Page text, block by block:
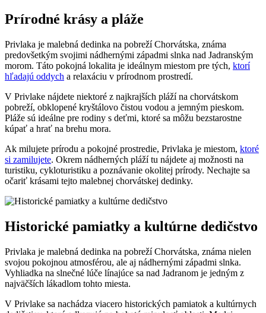
Prírodné krásy a pláže
Privlaka je malebná dedinka na pobreží Chorvátska, známa
predovšetkým‍ svojimi nádhernými západmi slnka nad⁣ Jadranským
morom. Táto pokojná ‌lokalita je ideálnym‌ miestom pre‍ tých, ktorí
hľadajú oddych a relaxáciu v prírodnom prostredí.
V Privlake nájdete niektoré z najkrajších pláží⁤ na chorvátskom
⁣pobreží, obklopené kryštálovo ⁣čistou vodou a jemným pieskom.
Pláže ​sú‍ ideálne ‍pre rodiny s deťmi, ktoré sa môžu bezstarostne
kúpať a⁣ hrať na ‍brehu mora.
Ak ‍milujete prírodu a pokojné prostredie, Privlaka​ je miestom, ‍ ktoré
si zamilujete.‌ Okrem nádherných pláží tu nájdete ⁤aj možnosti na​
turistiku, cykloturistiku ‌a⁤ poznávanie okolitej prírody. Nechajte sa
očariť krásami tejto ‌malebnej chorvátskej dedinky.
Historické pamiatky a kultúrne dedičstvo
Privlaka je malebná dedinka na pobreží Chorvátska, známa nielen
svojou pokojnou atmosférou, ale ⁣aj nádhernými ⁣západmi slnka.
Vyhliadka na slnečné lúče línajúce ⁤sa nad⁣ Jadranom je jedným z
najväčších lákadlom tohto miesta.
V Privlake sa nachádza viacero ⁢historických pamiatok a kultúrnych